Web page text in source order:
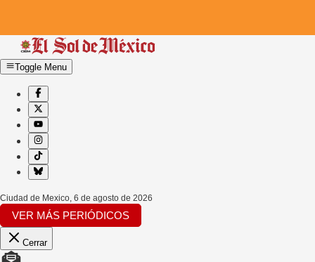
Toggle Menu
Ciudad de Mexico, 6 de agosto de 2026
VER MÁS PERIÓDICOS
Cerrar